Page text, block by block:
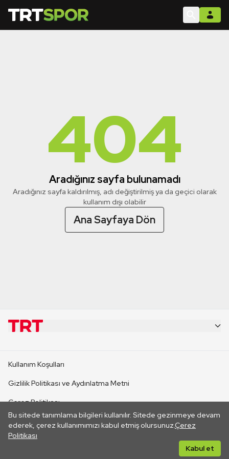
404
Aradığınız sayfa bulunamadı
Aradığınız sayfa kaldırılmış, adı değiştirilmiş ya da geçici olarak
kullanım dışı olabilir
Ana Sayfaya Dön
Bu sitede tanımlama bilgileri kullanılır. Sitede gezinmeye devam
ederek, çerez kullanımımızı kabul etmiş olursunuz.Çerez
Politikası
Kabul et
CANLI YAYINLAR
Kullanım Koşulları
Gizlilik Politikası ve Aydınlatma Metni
Çerez Politikası
İletişim
Her hakkı saklıdır. ©2026 TRT. Bağlantı yoluyla gidilen dış